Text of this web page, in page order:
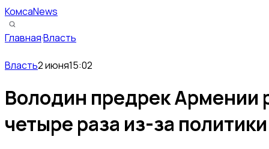
КомсаNews
Главная·Власть
Власть2 июня15:02
Володин предрек Армении
четыре раза из-за